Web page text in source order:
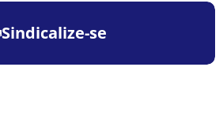
Sindicalize-se